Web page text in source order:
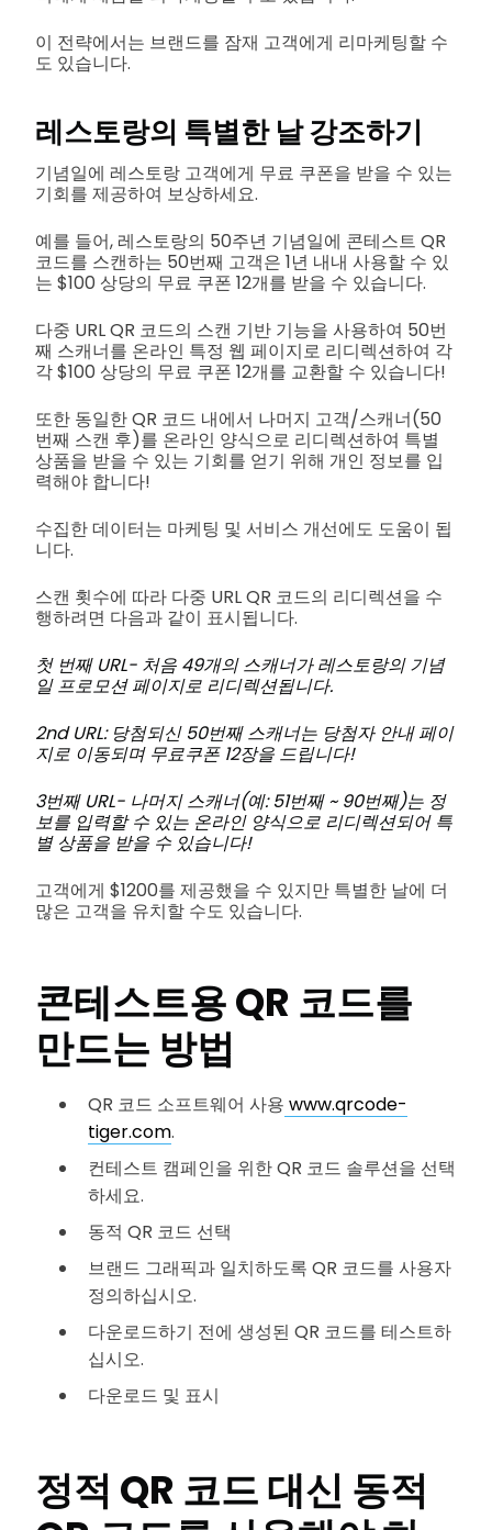
이 전략에서는 브랜드를 잠재 고객에게 리마케팅할 수
도 있습니다.
레스토랑의 특별한 날 강조하기
기념일에 레스토랑 고객에게 무료 쿠폰을 받을 수 있는
기회를 제공하여 보상하세요.
예를 들어, 레스토랑의 50주년 기념일에 콘테스트 QR
코드를 스캔하는 50번째 고객은 1년 내내 사용할 수 있
는 $100 상당의 무료 쿠폰 12개를 받을 수 있습니다.
다중 URL QR 코드의 스캔 기반 기능을 사용하여 50번
째 스캐너를 온라인 특정 웹 페이지로 리디렉션하여 각
각 $100 상당의 무료 쿠폰 12개를 교환할 수 있습니다!
또한 동일한 QR 코드 내에서 나머지 고객/스캐너(50
번째 스캔 후)를 온라인 양식으로 리디렉션하여 특별
상품을 받을 수 있는 기회를 얻기 위해 개인 정보를 입
력해야 합니다!
수집한 데이터는 마케팅 및 서비스 개선에도 도움이 됩
니다.
스캔 횟수에 따라 다중 URL QR 코드의 리디렉션을 수
행하려면 다음과 같이 표시됩니다.
첫 번째 URL- 처음 49개의 스캐너가 레스토랑의 기념
일 프로모션 페이지로 리디렉션됩니다.
2nd URL: 당첨되신 50번째 스캐너는 당첨자 안내 페이
지로 이동되며 무료쿠폰 12장을 드립니다!
3번째 URL- 나머지 스캐너(예: 51번째 ~ 90번째)는 정
보를 입력할 수 있는 온라인 양식으로 리디렉션되어 특
별 상품을 받을 수 있습니다!
고객에게 $1200를 제공했을 수 있지만 특별한 날에 더
많은 고객을 유치할 수도 있습니다.
콘테스트용 QR 코드를
만드는 방법
QR 코드 소프트웨어 사용 www.qrcode-
tiger.com.
컨테스트 캠페인을 위한 QR 코드 솔루션을 선택
하세요.
동적 QR 코드 선택
브랜드 그래픽과 일치하도록 QR 코드를 사용자
정의하십시오.
다운로드하기 전에 생성된 QR 코드를 테스트하
십시오.
다운로드 및 표시
정적 QR 코드 대신 동적